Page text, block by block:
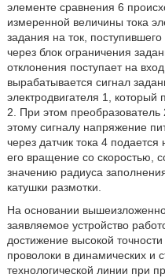
элементе сравнения 6
измеренной величины тока
задания на ток,
через блок ограничения
отклонения поступает на
вырабатывается сигнал
электродвигателя 1, который
2. При этом
этому сигналу напряжение
через датчик тока 4
его вращение со скоростью,
значению радиуса
катушки размотки.
На основании
заявляемое устройство
достижение высокой
проволоки в динамических и
технологической линии при